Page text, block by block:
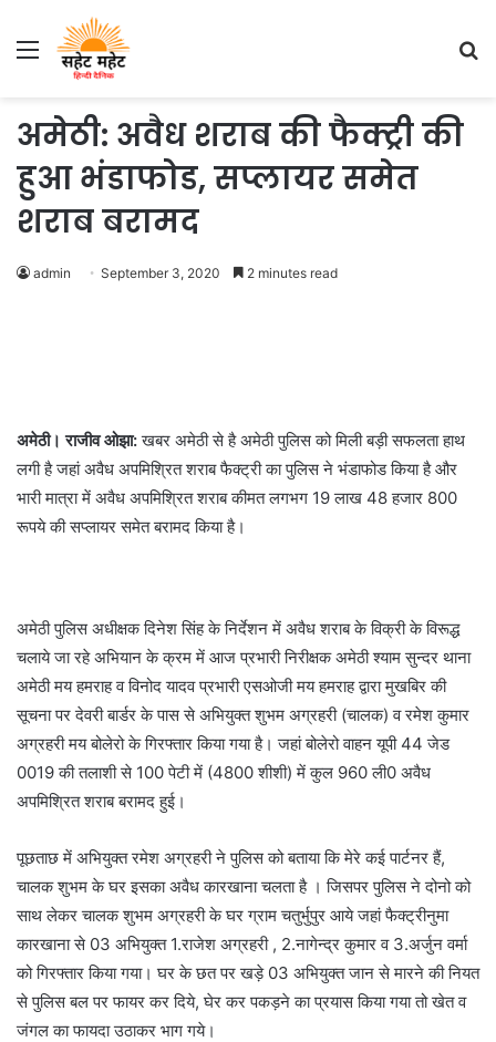
Menu
अमेठी: अवैध शराब की फैक्ट्री की
हुआ भंडाफोड, सप्लायर समेत
शराब बरामद
admin September 3, 2020 2 minutes read
अमेठी। राजीव ओझा:खबर अमेठी से है अमेठी पुलिस को मिली बड़ी सफलता हाथ
लगी है जहां अवैध अपमिश्रित शराब फैक्ट्री का पुलिस ने भंडाफोड किया है और
भारी मात्रा में अवैध अपमिश्रित शराब कीमत लगभग 19 लाख 48 हजार 800
रूपये की सप्लायर समेत बरामद किया है।
अमेठी पुलिस अधीक्षक दिनेश सिंह के निर्देशन में अवैध शराब के विक्री के विरूद्ध
चलाये जा रहे अभियान के क्रम में आज प्रभारी निरीक्षक अमेठी श्याम सुन्दर थाना
अमेठी मय हमराह व विनोद यादव प्रभारी एसओजी मय हमराह द्वारा मुखबिर की
सूचना पर देवरी बार्डर के पास से अभियुक्त शुभम अग्रहरी (चालक) व रमेश कुमार
अग्रहरी मय बोलेरो के गिरफ्तार किया गया है। जहां बोलेरो वाहन यूपी 44 जेड
0019 की तलाशी से 100 पेटी में (4800 शीशी) में कुल 960 ली0 अवैध
अपमिश्रित शराब बरामद हुई।
पूछताछ में अभियुक्त रमेश अग्रहरी ने पुलिस को बताया कि मेरे कई पार्टनर हैं,
चालक शुभम के घर इसका अवैध कारखाना चलता है । जिसपर पुलिस ने दोनो को
साथ लेकर चालक शुभम अग्रहरी के घर ग्राम चतुर्भुपुर आये जहां फैक्ट्रीनुमा
कारखाना से 03 अभियुक्त 1.राजेश अग्रहरी , 2.नागेन्द्र कुमार व 3.अर्जुन वर्मा
को गिरफ्तार किया गया। घर के छत पर खड़े 03 अभियुक्त जान से मारने की नियत
से पुलिस बल पर फायर कर दिये, घेर कर पकड़ने का प्रयास किया गया तो खेत व
जंगल का फायदा उठाकर भाग गये।